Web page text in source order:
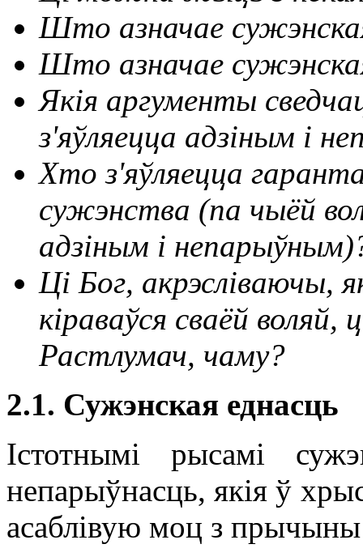
Што азначае
Што азначае
Якія аргументы
з'яўляецца адзіным і
Хто з'яўляецца
сужэнства (па чыёй
адзіным і
Ці Бог, акрэсліваючы,
кіраваўся сваёй воляй,
Растлумач, чаму?
2.1. Сужэнская еднасць
Істотнымі рысамі
непарыўнасць, якія ў
асаблівую моц з